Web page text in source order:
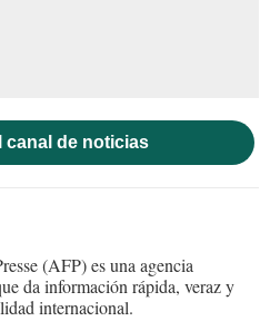
canal de noticias
(AFP) es una agencia
da información rápida, veraz y
internacional.